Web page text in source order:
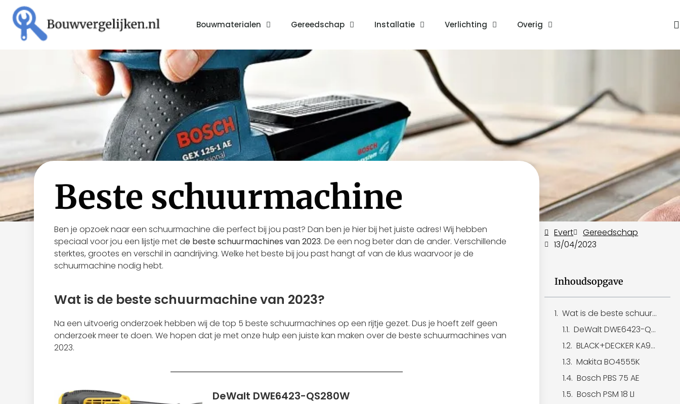
Bouwmaterialen Gereedschap Installatie Verlichting Overig
Beste schuurmachine
Ben je opzoek naar een schuurmachine die perfect bij jou past? Dan ben je hier bij het juiste adres! Wij hebben
speciaal voor jou een lijstje met de beste schuurmachines van 2023. De een nog beter dan de ander. Verschillende
sterktes, grootes en verschil in aandrijving. Welke het beste bij jou past hangt af van de klus waarvoor je de
schuurmachine nodig hebt.
Wat is de beste schuurmachine van 2023?
Na een uitvoerig onderzoek hebben wij de top 5 beste schuurmachines op een rijtje gezet. Dus je hoeft zelf geen
onderzoek meer te doen. We hopen dat je met onze hulp een juiste kan maken over de beste schuurmachines van
2023.
DeWalt DWE6423-QS280W
Evert
Gereedschap
13/04/2023
Inhoudsopgave
Wat is de beste schuurmachine van 2023?
DeWalt DWE6423-QS280W
BLACK+DECKER KA900E-QS
Makita BO4555K
Bosch PBS 75 AE
Bosch PSM 18 LI